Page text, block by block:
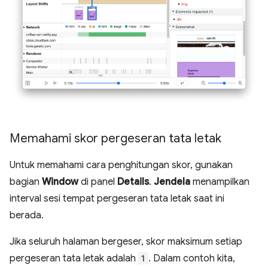
Memahami skor pergeseran tata letak
Untuk memahami cara penghitungan skor, gunakan
bagian Windowdi panel Details. Jendela menampilkan
interval sesi tempat pergeseran tata letak saat ini
berada.
Jika seluruh halaman bergeser, skor maksimum setiap
pergeseran tata letak adalah 1 . Dalam contoh kita,